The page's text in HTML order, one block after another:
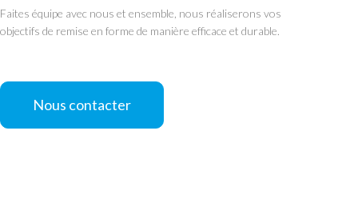
Faites équipe avec nous et ensemble, nous réaliserons vos
objectifs de remise en forme de manière efficace et durable.
Nous contacter